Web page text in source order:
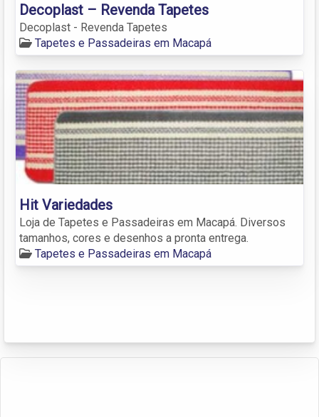
Decoplast – Revenda Tapetes
Decoplast - Revenda Tapetes
Tapetes e Passadeiras em Macapá
Hit Variedades
Loja de Tapetes e Passadeiras em Macapá. Diversos
tamanhos, cores e desenhos a pronta entrega.
Tapetes e Passadeiras em Macapá